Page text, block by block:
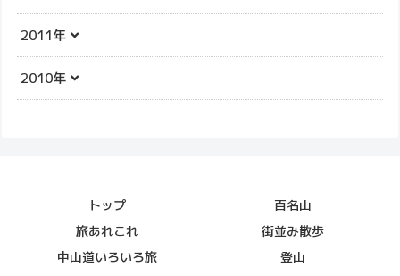
2011年
2010年
トップ
百名山
旅あれこれ
街並み散歩
中山道いろいろ旅
登山